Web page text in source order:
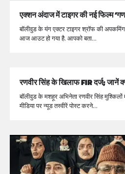
एक्शन अंदाज में टाइगर की नई फिल्म
बॉलीवुड के यंग एक्टर टाइगर श्रॉफ की अपकमिंग
आज आउट हो गया है. आपको बता…
रणवीर सिंह के खिलाफ FIR दर्ज; जानें
बॉलीवुड के मशहूर अभिनेता रणवीर सिंह
मीडिया पर न्यूड तस्वीरें पोस्ट करने…